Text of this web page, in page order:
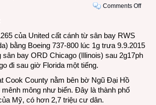
Comments Offon
sân
bay
của United cất cánh từ sân bay RWS
bằng Boeing 737-800 lúc 1g trưa 9.9.2015
sân bay ORD Chicago (Illinois) sau 2g17ph
đi sau giờ Florida một tiếng.
Cook County nằm bên bờ Ngũ Đại Hồ
mông như biển. Đây là thành phố
Mỹ, có hơn 2,7 triệu cư dân.